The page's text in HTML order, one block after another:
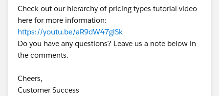
Check out our hierarchy of pricing types tutorial video
here for more information:
https://youtu.be/aR9dW47glSk
Do you have any questions? Leave us a note below in
the comments.
Cheers,
Customer Success